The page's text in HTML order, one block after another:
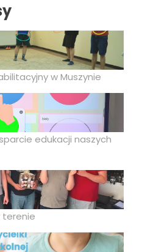
w Muszynie
edukacji naszych
terenie